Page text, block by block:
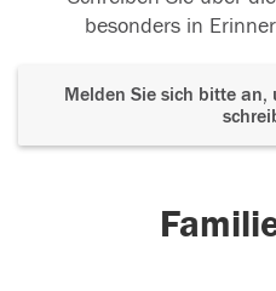
besonders in
Melden Sie sich bitte an,